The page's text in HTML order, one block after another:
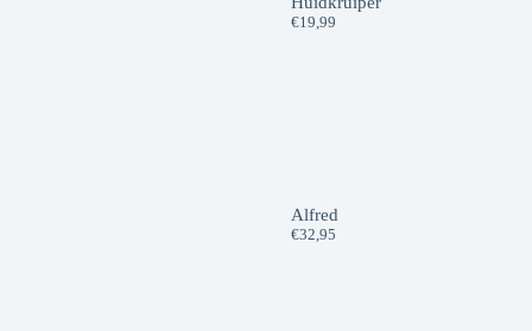
€19,99
Alfred
€32,95